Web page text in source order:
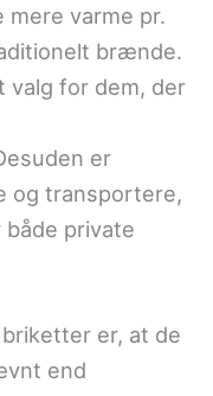
mere varme pr.
brænde.
valg for dem, der
er
og transportere,
private
er, at de
end